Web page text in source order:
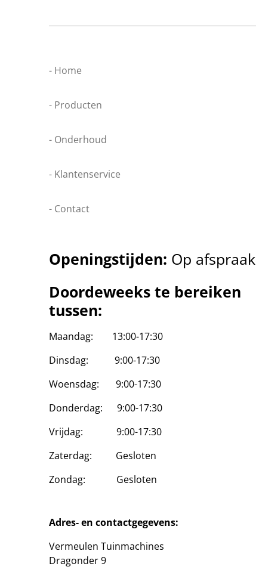
- Home
- Producten
- Onderhoud
- Klantenservice
- Contact
Openingstijden: Op afspraak
Doordeweeks te bereiken
tussen:
Maandag: 13:00-17:30
Dinsdag: 9:00-17:30
Woensdag: 9:00-17:30
Donderdag: 9:00-17:30
Vrijdag: 9:00-17:30
Zaterdag: Gesloten
Zondag: Gesloten
Adres- en contactgegevens:
Vermeulen Tuinmachines
Dragonder 9